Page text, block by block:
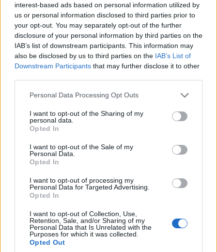
interest-based ads based on personal information utilized by
us or personal information disclosed to third parties prior to
your opt-out. You may separately opt-out of the further
disclosure of your personal information by third parties on the
IAB’s list of downstream participants. This information may
also be disclosed by us to third parties on the IAB’s List of
Downstream Participants that may further disclose it to other
Please note that this website/app uses one or more Google
not limited to your visit or usage behaviour. You may click to
grant or deny consent to Google and its third-party tags to
use your data for below specified purposes in below Google
consent section.
Personal Data Processing Opt Outs
I want to opt-out of the Sharing of my
personal data.
Opted In
I want to opt-out of the Sale of my
Personal Data.
Opted In
I want to opt-out of processing my
Personal Data for Targeted Advertising.
Opted In
I want to opt-out of Collection, Use,
Retention, Sale, and/or Sharing of my
Personal Data that Is Unrelated with the
Purposes for which it was collected.
Opted Out
ΕΛΛΑΔΑ
Γαβούστημα 2026: Το μεγάλο πολιτιστικό
Λαογραφικός Σύλλογος Καππαδοκών Κόνιτσας
8/08/2026 - 12:15μμ
ΕΛΛΑΔΑ